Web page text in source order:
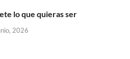
lo que quieras ser
2026